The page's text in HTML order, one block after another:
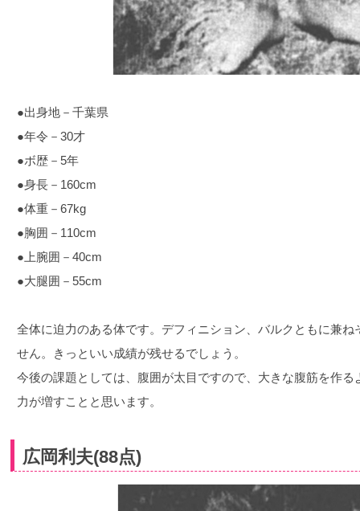
●出身地－千葉県
●年令－30才
●ボ歴－5年
●身長－160cm
●体重－67kg
●胸囲－110cm
●上腕囲－40cm
●大腿囲－55cm
全体に迫力のある体です。デフィニション、バルクともに兼
せん。きっといい成績が残せるでしょう。
今後の課題としては、腹囲が太目ですので、大きな腹筋を作
力が増すことと思います。
広岡利夫(88点)